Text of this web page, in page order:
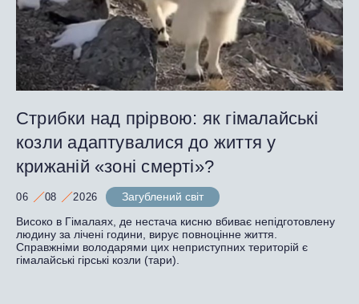
Стрибки над прірвою: як гімалайські
козли адаптувалися до життя у
крижаній «зоні смерті»?
06 08 2026
Загублений світ
Високо в Гімалаях, де нестача кисню вбиває непідготовлену
людину за лічені години, вирує повноцінне життя.
Справжніми володарями цих неприступних територій є
гімалайські гірські козли (тари).